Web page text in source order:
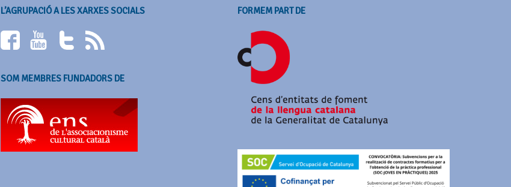
L’AGRUPACIÓ A LES XARXES SOCIALS
SOM MEMBRES FUNDADORS DE
FORMEM PART DE